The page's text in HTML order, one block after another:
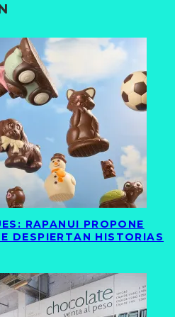
RAPANUI PROPONE
DESPIERTAN HISTORIAS